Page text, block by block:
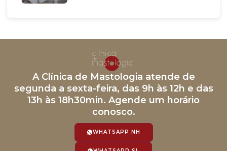
A Clínica de Mastologia atende de
segunda a sexta-feira, das 9h às 12h e das
13h às 18h30min. Agende um horário
conosco.
WHATSAPP NH